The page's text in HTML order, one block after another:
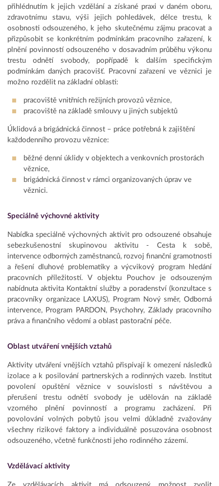
přihlédnutím k jejich vzdělání a získané praxi v daném oboru,
zdravotnímu stavu, výši jejich pohledávek, délce trestu, k
osobnosti odsouzeného, k jeho skutečnému zájmu pracovat a
přizpůsobit se konkrétním podmínkám pracovního zařazení, k
plnění povinností odsouzeného v dosavadním průběhu výkonu
trestu odnětí svobody, popřípadě k dalším specifickým
podmínkám daných pracovišť. Pracovní zařazení ve věznici je
možno rozdělit na základní oblasti:
pracoviště vnitřních režijních provozů věznice,
pracoviště na základě smlouvy u jiných subjektů
Úklidová a brigádnická činnost – práce potřebná k zajištění
každodenního provozu věznice:
běžné denní úklidy v objektech a venkovních prostorách
věznice,
brigádnická činnost v rámci organizovaných úprav ve
věznici.
Speciálně výchovné aktivity
Nabídka speciálně výchovných aktivit pro odsouzené obsahuje
sebezkušenostní skupinovou aktivitu - Cesta k sobě,
intervence odborných zaměstnanců, rozvoj finanční gramotnosti
a řešení dluhové problematiky a výcvikový program hledání
pracovních příležitostí. V objektu Pouchov je odsouzeným
nabídnuta aktivita Kontaktní služby a poradenství (konzultace s
pracovníky organizace LAXUS), Program Nový směr, Odborná
intervence, Program PARDON, Psychohry, Základy pracovního
práva a finančního vědomí a oblast pastorační péče.
Oblast utváření vnějších vztahů
Aktivity utváření vnějších vztahů přispívají k omezení následků
izolace a k posilování partnerských a rodinných vazeb. Institut
povolení opuštění věznice v souvislosti s návštěvou a
přerušení trestu odnětí svobody je udělován na základě
vzorného plnění povinností a programu zacházení. Při
povolování volných pobytů jsou velmi důkladně zvažovány
všechny rizikové faktory a individuálně posuzována osobnost
odsouzeného, včetně funkčnosti jeho rodinného zázemí.
Vzdělávací aktivity